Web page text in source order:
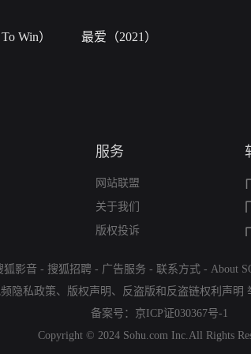
Win） 最爱（2021）
服务
网站联盟
关于我们
版权投诉
狐影音 - 搜狐招聘 - 广告服务 - 联系方式 - About
隐私政策、 版权声明 、 反盗版和反盗链权利声明
备案号： 京ICP证030367号-1
Copyright © 2024 Sohu.com Inc.All Rights